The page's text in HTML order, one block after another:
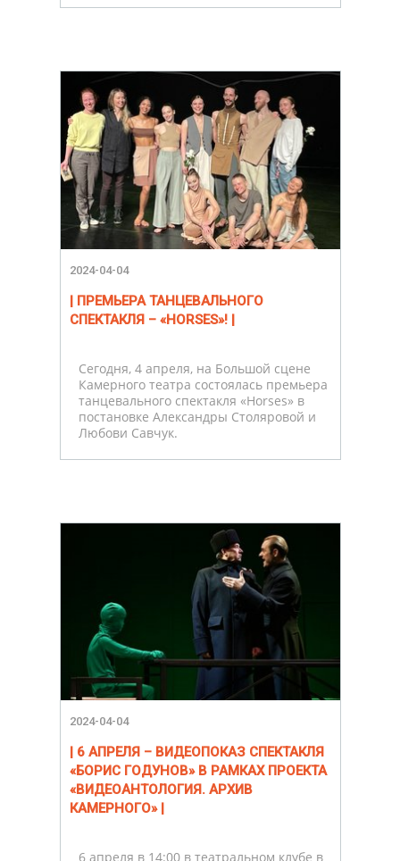
2024-04-04
| ПРЕМЬЕРА ТАНЦЕВАЛЬНОГО
СПЕКТАКЛЯ – «HORSES»! |
Сегодня, 4 апреля, на Большой сцене
Камерного театра состоялась премьера
танцевального спектакля «Horses» в
постановке Александры Столяровой и
Любови Савчук.
2024-04-04
| 6 АПРЕЛЯ – ВИДЕОПОКАЗ СПЕКТАКЛЯ
«БОРИС ГОДУНОВ» В РАМКАХ ПРОЕКТА
«ВИДЕОАНТОЛОГИЯ. АРХИВ
КАМЕРНОГО» |
6 апреля в 14:00 в театральном клубе в